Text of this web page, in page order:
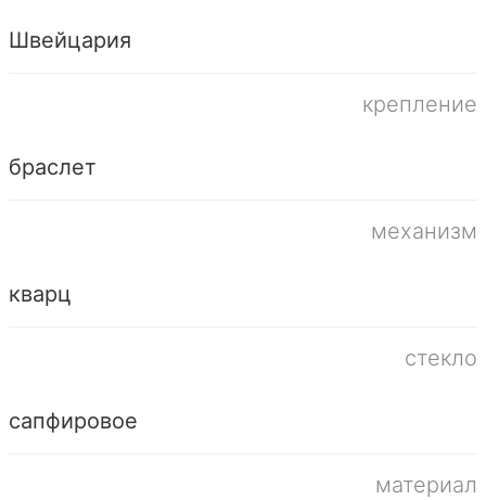
Швейцария
крепление
браслет
механизм
кварц
стекло
сапфировое
материал